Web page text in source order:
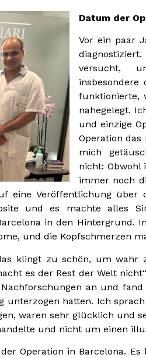
Datum der
Vor ein paar
versucht,
insbesondere
funktionierte,
nahegelegt.
und einzige
Operation
mich
nicht: Obwohl
immer noch
eine Veröffentlichung
und es machte alles
in den Hintergrund.
und die Kopfschmerzen
klingt zu schön, um wahr
es der Rest der Welt
an und
unterzogen hatten. Ich
waren sehr glücklich und
und nicht um einen
Operation in Barcelona.